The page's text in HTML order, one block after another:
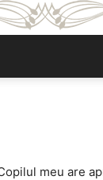
meu are